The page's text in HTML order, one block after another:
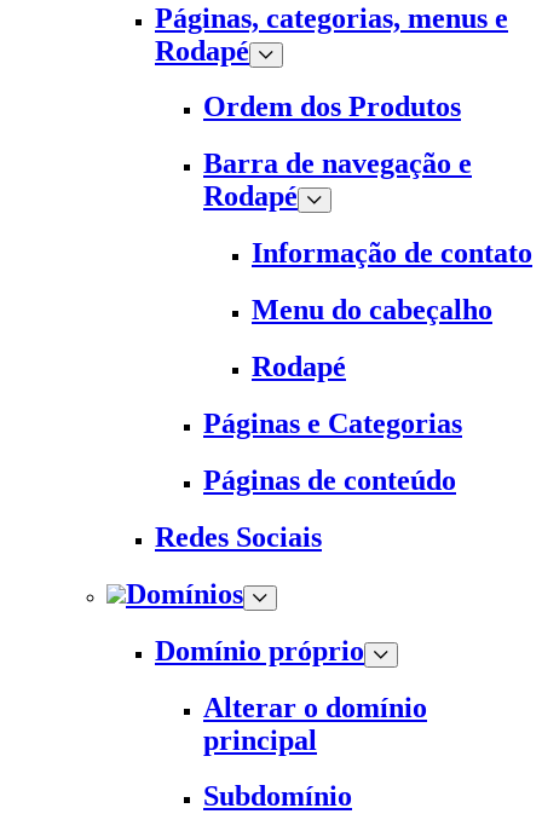
Páginas, categorias, menus e
Rodapé
Ordem dos Produtos
Barra de navegação e
Rodapé
Informação de contato
Menu do cabeçalho
Rodapé
Páginas e Categorias
Páginas de conteúdo
Redes Sociais
Domínios
Domínio próprio
Alterar o domínio
principal
Subdomínio